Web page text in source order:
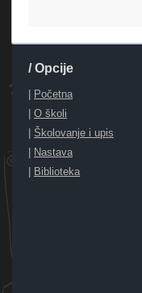
/ Opcije
| Početna
| O školi
| Školovanje i upis
| Nastava
| Biblioteka